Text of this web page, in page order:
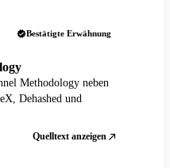
Bestätigte Erwähnung
Methodology neben
Dehashed und
Quelltext anzeigen